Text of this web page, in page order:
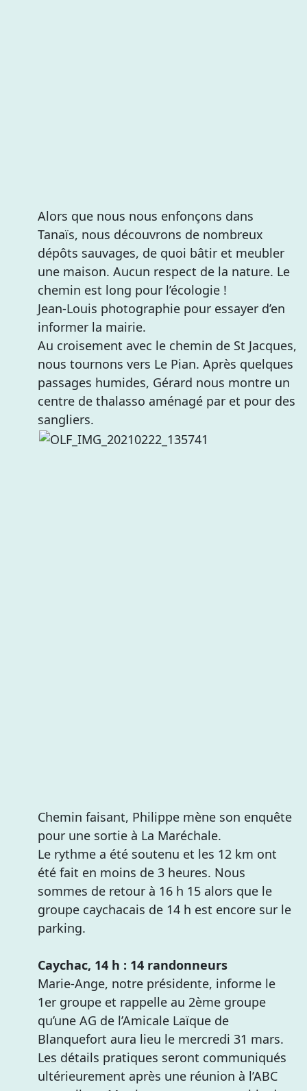
Alors que nous nous enfonçons dans
Tanaïs, nous découvrons de nombreux
dépôts sauvages, de quoi bâtir et meubler
une maison. Aucun respect de la nature. Le
chemin est long pour l’écologie !
Jean-Louis photographie pour essayer d’en
informer la mairie.
Au croisement avec le chemin de St Jacques,
nous tournons vers Le Pian. Après quelques
passages humides, Gérard nous montre un
centre de thalasso aménagé par et pour des
sangliers.
Chemin faisant, Philippe mène son enquête
pour une sortie à La Maréchale.
Le rythme a été soutenu et les 12 km ont
été fait en moins de 3 heures. Nous
sommes de retour à 16 h 15 alors que le
groupe caychacais de 14 h est encore sur le
parking.
Caychac, 14 h : 14 randonneurs
Marie-Ange, notre présidente, informe le
1er groupe et rappelle au 2ème groupe
qu’une AG de l’Amicale Laïque de
Blanquefort aura lieu le mercredi 31 mars.
Les détails pratiques seront communiqués
ultérieurement après une réunion à l’ABC